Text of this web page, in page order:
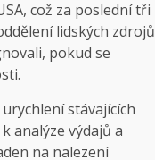
což za poslední tři
lidských zdrojů
pokud se
stávajících
analýze výdajů a
na nalezení